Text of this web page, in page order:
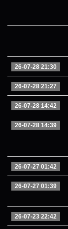
26-07-28 21:30
26-07-28 21:27
26-07-28 14:42
26-07-28 14:39
26-07-27 01:42
26-07-27 01:39
26-07-23 22:42